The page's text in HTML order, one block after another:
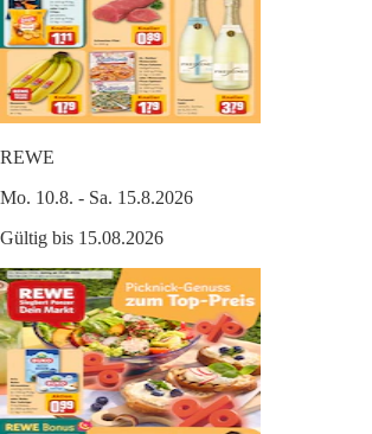
REWE
Mo. 10.8. - Sa. 15.8.2026
Gültig bis 15.08.2026